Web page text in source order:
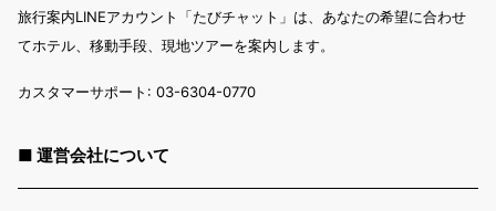
旅行案内LINEアカウント「たびチャット」は、あなたの希望に合わせ
てホテル、移動手段、現地ツアーを案内します。
カスタマーサポート: 03-6304-0770
■ 運営会社について